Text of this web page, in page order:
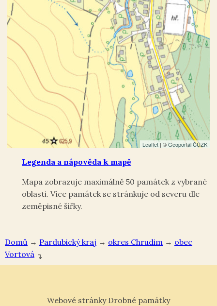
Domů → Pardubický kraj → okres Chrudim →
Vortová ↴
Leaflet | ©Geoportál ČÚZK
Legenda a nápověda k mapě
Mapa zobrazuje maximálně 50 památek z vybrané
oblasti. Více památek se stránkuje od severu dle
zeměpisné šířky.
Webové stránky Drobné památky